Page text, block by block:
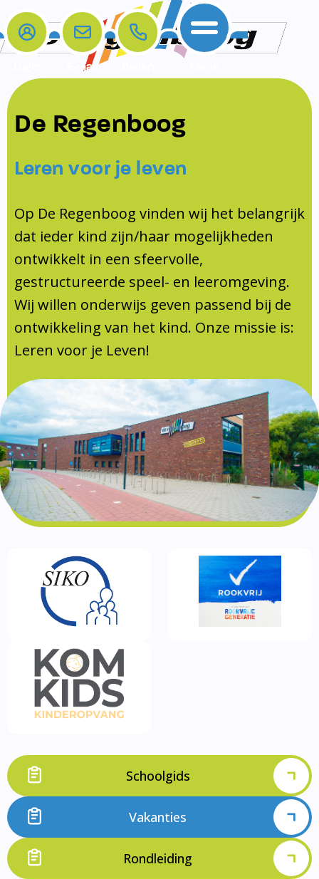
Home
De school
Opleiding en Stage
KomKids
Schoolvakanties
Ouderraad
Medezeggenschapsraad
Documentatie
Formulieren
SIKO
Ouders
Ouders
Contact
Contact
Contact
Samenwerkingen
Samenwerkingen
Schoollogopedist
E-mail
De Regenboog
Leren voor je leven
Op De Regenboog vinden wij het belangrijk
dat ieder kind zijn/haar mogelijkheden
ontwikkelt in een sfeervolle,
gestructureerde speel- en leeromgeving.
Wij willen onderwijs geven passend bij de
ontwikkeling van het kind. Onze missie is:
Leren voor je Leven!
Schoolgids
Vakanties
Rondleiding